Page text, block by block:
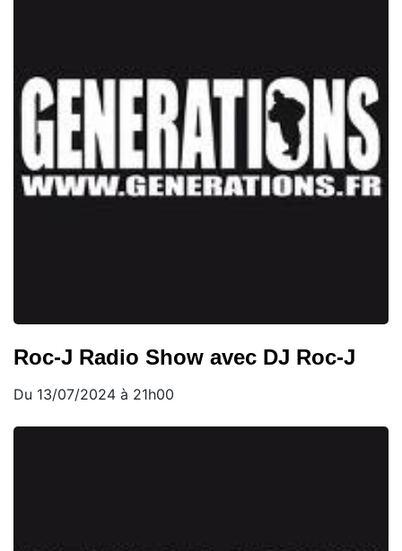
Roc-J Radio Show avec DJ Roc-J
Du 13/07/2024 à 21h00